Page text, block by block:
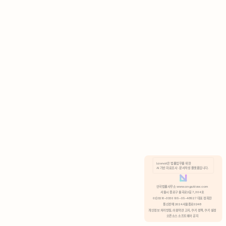
분석 쿠키 허용
Lawvot은 법률업무를 위한
AI 기반 자료조사 · 문서작성 플랫폼입니다.
안국법률사무소 www.anguklaw.com
서울시 종로구 율곡로2길 7, 304호
02)3210-3330 105-05-48527 대표 정희찬
통신판매 2024서울종로0248
개인정보 처리방침, 이용약관 고지, 쿠키 정책, 쿠키 설정
오픈소스 소프트웨어 공지